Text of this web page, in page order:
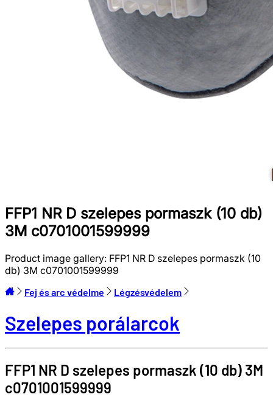
FFP1 NR D szelepes pormaszk (10 db)
3M c0701001599999
Product image gallery: FFP1 NR D szelepes pormaszk (10
db) 3M c0701001599999
Fej és arc védelme Légzésvédelem
Szelepes porálarcok
FFP1 NR D szelepes pormaszk (10 db) 3M
c0701001599999